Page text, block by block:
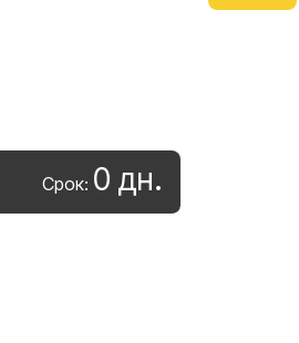
Срок: 0 дн.